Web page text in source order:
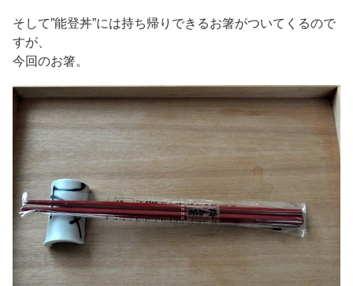
そして”能登丼”には持ち帰りできるお箸がついてくるので
すが、
今回のお箸。